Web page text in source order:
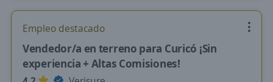
Empleo destacado
Vendedor/a en terreno para Curicó ¡Sin
experiencia + Altas Comisiones!